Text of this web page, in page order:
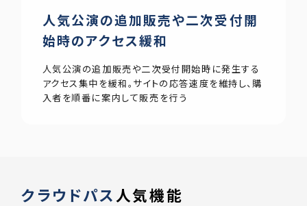
人気公演の追加販売や二次受付開
始時のアクセス緩和
人気公演の追加販売や二次受付開始時に発生する
アクセス集中を緩和。サイトの応答速度を維持し、購
入者を順番に案内して販売を行う
クラウドパス 人気機能